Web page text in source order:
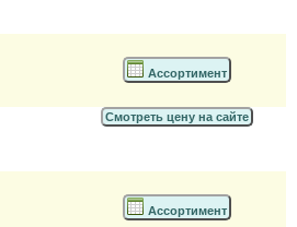
Ассортимент
Смотреть цену на сайте
Ассортимент